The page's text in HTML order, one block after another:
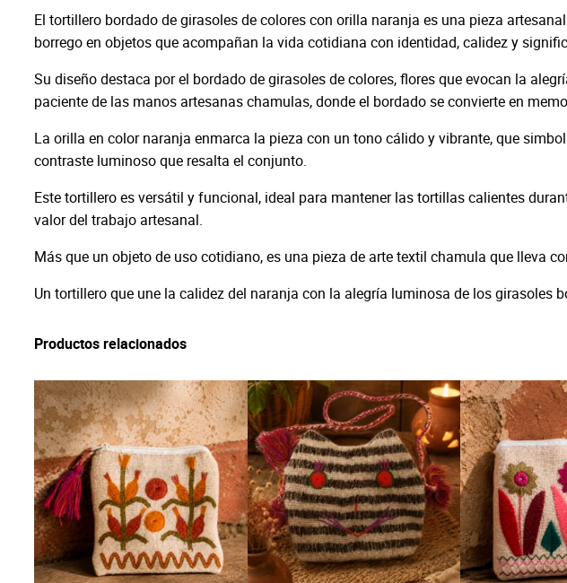
r
d
d
d
i
a
e
s
c
o
n
o
l
El tortillero bordado de girasoles de colores con orilla naranja es una pieza
borrego en objetos que acompañan la vida cotidiana con identidad, calidez y
Su diseño destaca por el bordado de girasoles de colores, flores que evocan la
paciente de las manos artesanas chamulas, donde el bordado se convierte en
La orilla en color naranja enmarca la pieza con un tono cálido y vibrante, que
contraste luminoso que resalta el conjunto.
Este tortillero es versátil y funcional, ideal para mantener las tortillas calientes
valor del trabajo artesanal.
Más que un objeto de uso cotidiano, es una pieza de arte textil chamula que lleva
Un tortillero que une la calidez del naranja con la alegría luminosa de los girasoles
Productos relacionados